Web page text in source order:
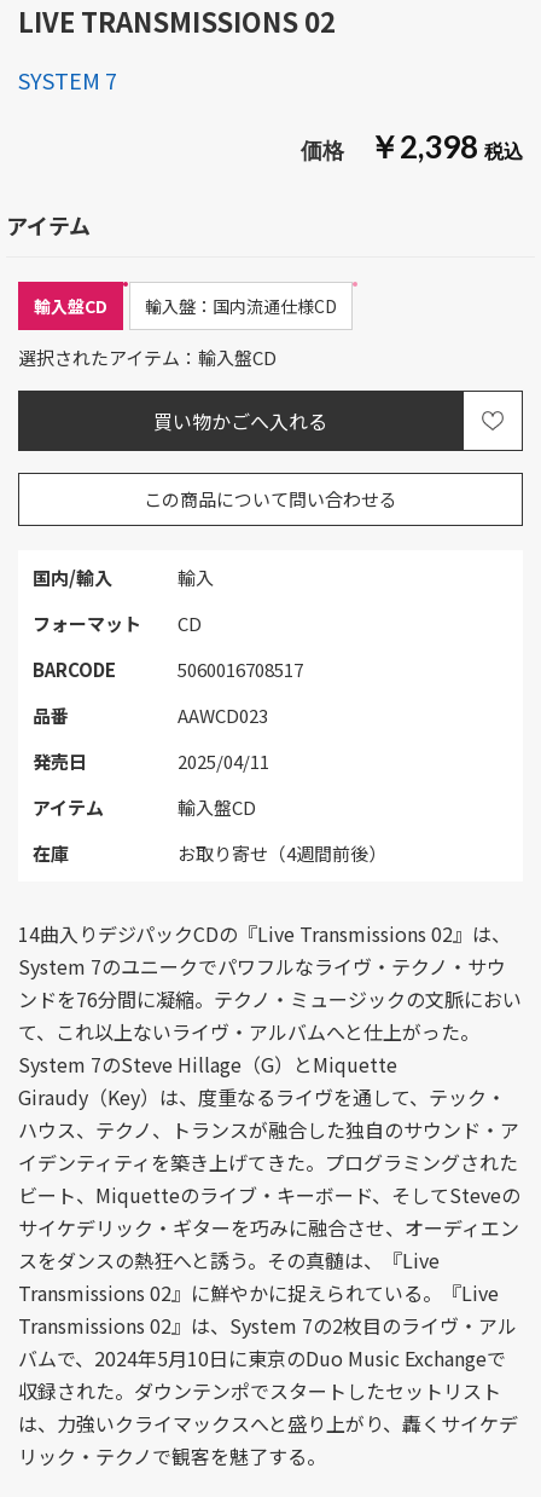
LIVE TRANSMISSIONS 02
￥2,398
国内/輸入
輸入
フォーマット
CD
BARCODE
5060016708517
品番
AAWCD023
発売日
2025/04/11
アイテム
輸入盤CD
在庫
お取り寄せ（4週間前後）
アイテム
輸入盤CD 輸入盤：国内流通仕様CD
選択されたアイテム：輸入盤CD
この商品について問い合わせる
SYSTEM 7
14曲入りデジパックCDの『Live Transmissions 02』は、
System 7のユニークでパワフルなライヴ・テクノ・サウ
ンドを76分間に凝縮。テクノ・ミュージックの文脈におい
て、これ以上ないライヴ・アルバムへと仕上がった。
System 7のSteve Hillage（G）とMiquette
Giraudy（Key）は、度重なるライヴを通して、テック・
ハウス、テクノ、トランスが融合した独自のサウンド・ア
イデンティティを築き上げてきた。プログラミングされた
ビート、Miquetteのライブ・キーボード、そしてSteveの
サイケデリック・ギターを巧みに融合させ、オーディエン
スをダンスの熱狂へと誘う。その真髄は、『Live
Transmissions 02』に鮮やかに捉えられている。『Live
Transmissions 02』は、System 7の2枚目のライヴ・アル
バムで、2024年5月10日に東京のDuo Music Exchangeで
収録された。ダウンテンポでスタートしたセットリスト
は、力強いクライマックスへと盛り上がり、轟くサイケデ
リック・テクノで観客を魅了する。